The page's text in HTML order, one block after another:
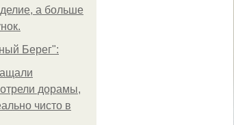
а больше
Берег":
дорамы,
чисто в